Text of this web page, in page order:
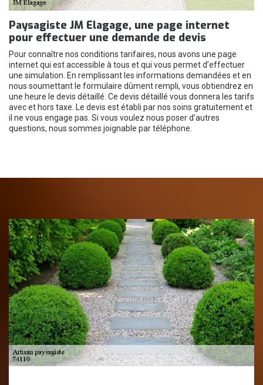
Paysagiste JM Elagage, une page internet
pour effectuer une demande de devis
Pour connaître nos conditions tarifaires, nous avons une page
internet qui est accessible à tous et qui vous permet d’effectuer
une simulation. En remplissant les informations demandées et en
nous soumettant le formulaire dûment rempli, vous obtiendrez en
une heure le devis détaillé. Ce devis détaillé vous donnera les tarifs
avec et hors taxe. Le devis est établi par nos soins gratuitement et
il ne vous engage pas. Si vous voulez nous poser d’autres
questions, nous sommes joignable par téléphone.